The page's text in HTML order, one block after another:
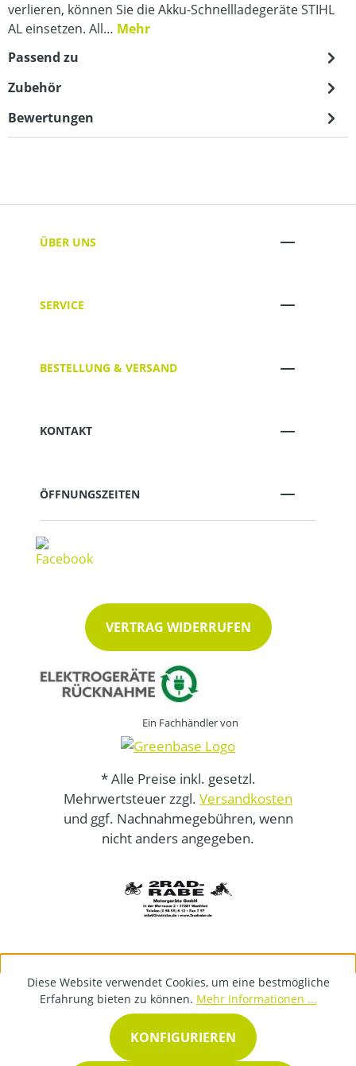
verlieren, können Sie die Akku-Schnellladegeräte STIHL
AL einsetzen. All… Mehr
Passend zu
Zubehör
Bewertungen
ÜBER UNS
SERVICE
BESTELLUNG & VERSAND
KONTAKT
ÖFFNUNGSZEITEN
VERTRAG WIDERRUFEN
Ein Fachhändler von
* Alle Preise inkl. gesetzl.
Mehrwertsteuer zzgl. Versandkosten
und ggf. Nachnahmegebühren, wenn
nicht anders angegeben.
Diese Website verwendet Cookies, um eine bestmögliche
Erfahrung bieten zu können. Mehr Informationen ...
KONFIGURIEREN